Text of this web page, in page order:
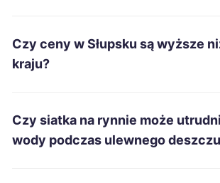
Żory
Grudziądz
Czy ceny w Słupsku są wyższe
kraju?
Czy siatka na rynnie może
wody podczas ulewnego